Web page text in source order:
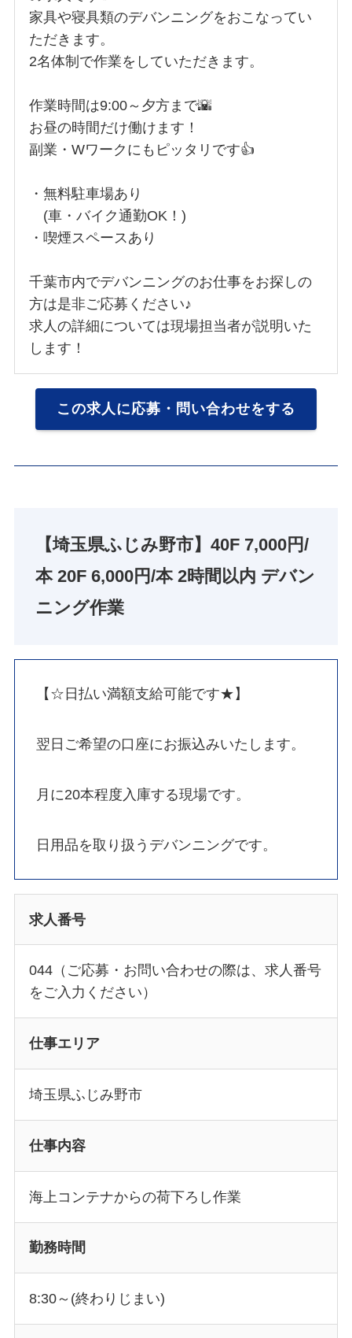
家具や寝具類のデバンニングをおこなってい
ただきます。
2名体制で作業をしていただきます。
作業時間は9:00～夕方まで🌇
お昼の時間だけ働けます！
副業・Wワークにもピッタリです👍
・無料駐車場あり
(車・バイク通勤OK！)
・喫煙スペースあり
千葉市内でデバンニングのお仕事をお探しの
方は是非ご応募ください♪
求人の詳細については現場担当者が説明いた
します！
この求人に応募・問い合わせをする
【埼玉県ふじみ野市】40F 7,000円/
本 20F 6,000円/本 2時間以内 デバン
ニング作業
【☆日払い満額支給可能です★】
翌日ご希望の口座にお振込みいたします。
月に20本程度入庫する現場です。
日用品を取り扱うデバンニングです。
求人番号
044（ご応募・お問い合わせの際は、求人番号
をご入力ください）
仕事エリア
埼玉県ふじみ野市
仕事内容
海上コンテナからの荷下ろし作業
勤務時間
8:30～(終わりじまい)